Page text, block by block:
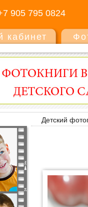
905 795 0824
кабинет
Детский